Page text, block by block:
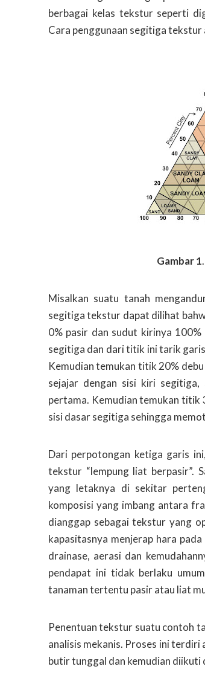
berbagai kelas tekstur seperti
Cara penggunaan segitiga tekstur
Gambar 1
Misalkan suatu tanah
segitiga tekstur dapat dilihat
0% pasir dan sudut kirinya
segitiga dan dari titik ini tarik
Kemudian temukan titik 20%
sejajar dengan sisi kiri
pertama. Kemudian temukan titik
sisi dasar segitiga sehingga
Dari perpotongan ketiga garis
tekstur “lempung liat berpasir”.
yang letaknya di sekitar
komposisi yang imbang antara
dianggap sebagai tekstur yang
kapasitasnya menjerap hara
drainase, aerasi dan
pendapat ini tidak berlaku
tanaman tertentu pasir atau liat
Penentuan tekstur suatu contoh
analisis mekanis. Proses ini
butir tunggal dan kemudian diikuti